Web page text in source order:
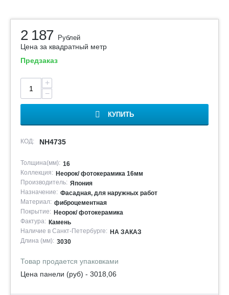
2 187 Рублей
Цена за квадратный метр
Предзаказ
+
−
КУПИТЬ
КОД: NH4735
Толщина(мм): 16
Коллекция: Неорок/ фотокерамика 16мм
Производитель: Япония
Назначение: Фасадная, для наружных работ
Материал: фиброцементная
Покрытие: Неорок/ фотокерамика
Фактура: Камень
Наличие в Санкт-Петербурге: НА ЗАКАЗ
Длина (мм): 3030
Товар продается упаковками
Цена панели (руб) - 3018,06